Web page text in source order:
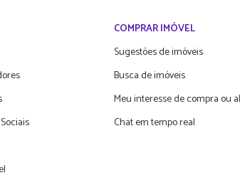
COMPRAR IMÓVEL
Sugestões de imóveis
Busca de imóveis
Meu interesse de compra ou
Chat em tempo real